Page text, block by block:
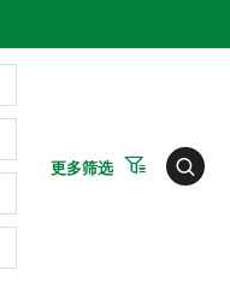
更多筛选